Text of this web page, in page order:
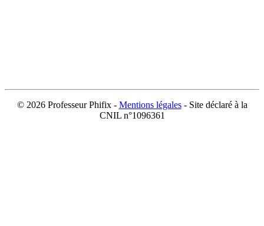
© 2026 Professeur Phifix - Mentions légales- Site déclaré à la
CNIL n°1096361